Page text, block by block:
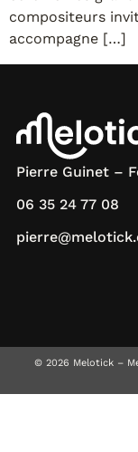
compositeurs
accompagne […]
Pierre Guinet –
06 35 24 77 08
© 2026 Melotick –